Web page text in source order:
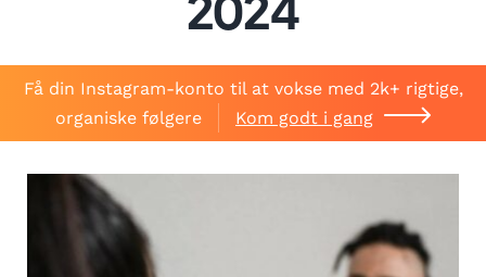
2024
Få din Instagram-konto til at vokse med 2k+ rigtige,
organiske følgere
Kom godt i gang